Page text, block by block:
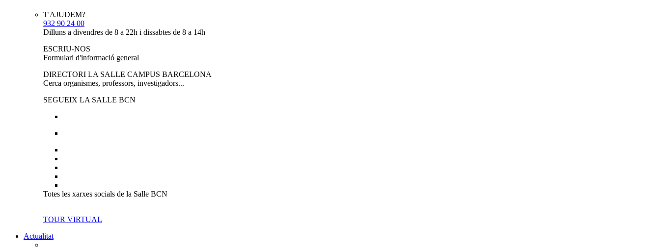
T'AJUDEM?
932 90 24 00
Dilluns a divendres de 8 a 22h i dissabtes de 8 a 14h
ESCRIU-NOS
Formulari d'informació general
DIRECTORI LA SALLE CAMPUS BARCELONA
Cerca organismes, professors, investigadors...
SEGUEIX LA SALLE BCN
Totes les xarxes socials de la Salle BCN
TOUR VIRTUAL
Actualitat